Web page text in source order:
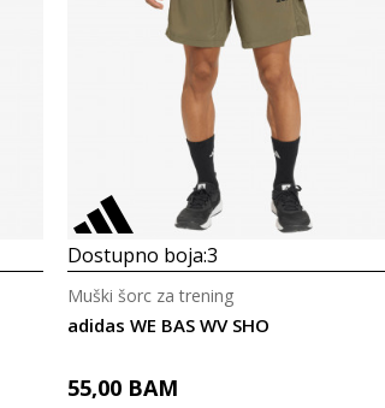
Dostupno boja:3
adidas WE BAS WV SHO
Muški šorc za trening
55,00 BAM